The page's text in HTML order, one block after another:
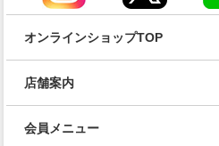
オンラインショップTOP
店舗案内
会員メニュー